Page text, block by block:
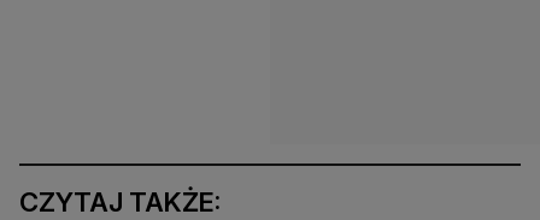
CZYTAJ TAKŻE: